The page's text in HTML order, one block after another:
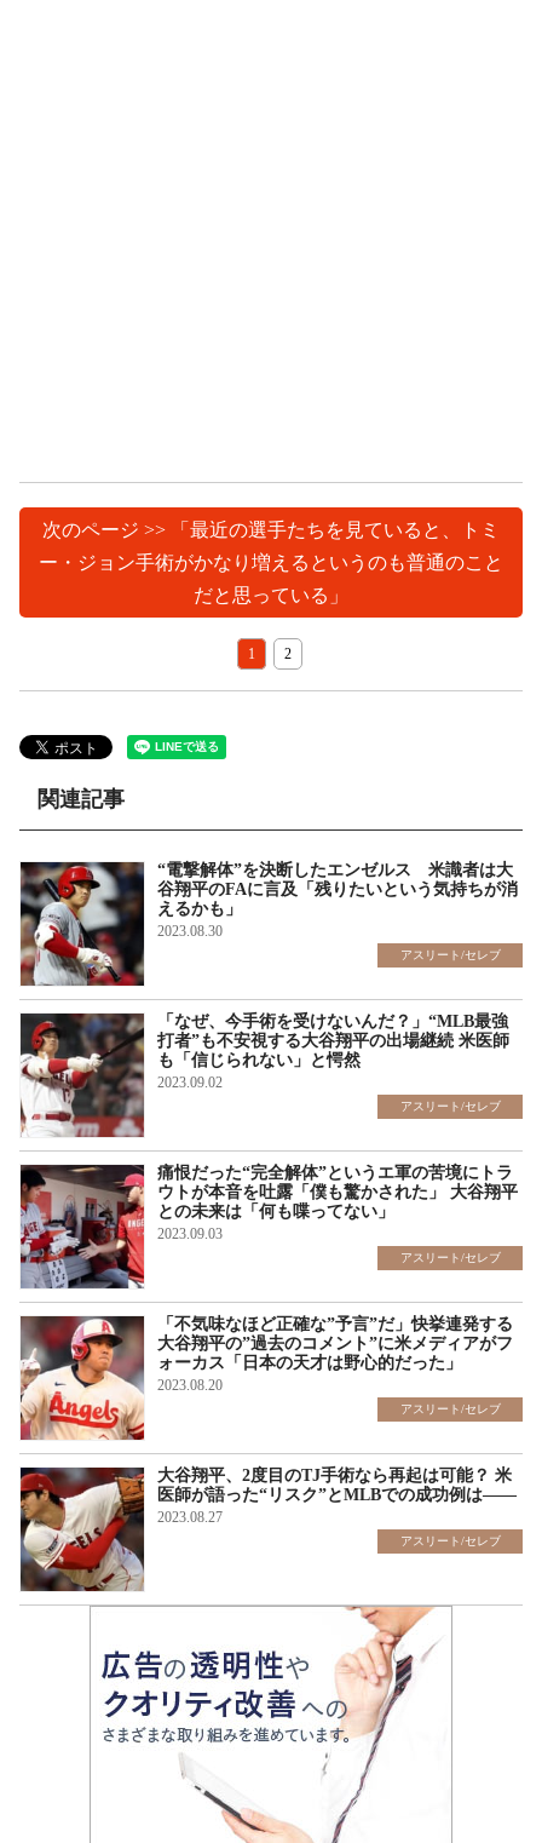
次のページ >> 「最近の選手たちを見ていると、トミ
ー・ジョン手術がかなり増えるというのも普通のこと
だと思っている」
1 2
関連記事
“電撃解体”を決断したエンゼルス 米識者は大
谷翔平のFAに言及「残りたいという気持ちが消
えるかも」
2023.08.30
アスリート/セレブ
「なぜ、今手術を受けないんだ？」“MLB最強
打者”も不安視する大谷翔平の出場継続 米医師
も「信じられない」と愕然
2023.09.02
アスリート/セレブ
痛恨だった“完全解体”というエ軍の苦境にトラ
ウトが本音を吐露「僕も驚かされた」 大谷翔平
との未来は「何も喋ってない」
2023.09.03
アスリート/セレブ
「不気味なほど正確な”予言”だ」快挙連発する
大谷翔平の”過去のコメント”に米メディアがフ
ォーカス「日本の天才は野心的だった」
2023.08.20
アスリート/セレブ
大谷翔平、2度目のTJ手術なら再起は可能？ 米
医師が語った“リスク”とMLBでの成功例は――
2023.08.27
アスリート/セレブ